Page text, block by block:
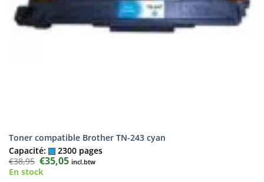
Toner compatible Brother TN-243 cyan
Capacité:
2300 pages
€38,95 Le
prix
initial
€35,05Le
prix
incl.btw
En stock